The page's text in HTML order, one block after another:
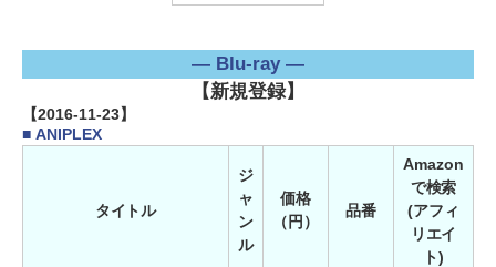
― Blu-ray ―
【新規登録】
【2016-11-23】
■ ANIPLEX
タイトル
ジ
ャ
ン
ル
価格
（円）
品番
Amazon
で検索
(アフィ
リエイ
ト)